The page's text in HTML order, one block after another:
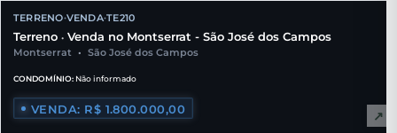
TERRENO•VENDA•TE210
Terreno • Venda no Montserrat - São José dos Campos
Montserrat • São José dos Campos
CONDOMÍNIO: Não informado
VENDA: R$ 1.800.000,00 ↗